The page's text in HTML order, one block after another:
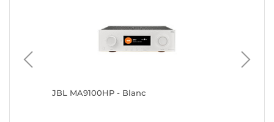
JBL MA9100HP - Blanc